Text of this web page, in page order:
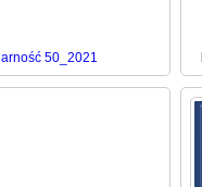
50_2021